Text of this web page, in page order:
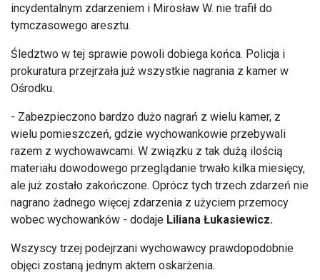
incydentalnym zdarzeniem i Mirosław W. nie trafił do
tymczasowego aresztu.
Śledztwo w tej sprawie powoli dobiega końca. Policja i
prokuratura przejrzała już wszystkie nagrania z kamer w
Ośrodku.
- Zabezpieczono bardzo dużo nagrań z wielu kamer, z
wielu pomieszczeń, gdzie wychowankowie przebywali
razem z wychowawcami. W związku z tak dużą ilością
materiału dowodowego przeglądanie trwało kilka miesięcy,
ale już zostało zakończone. Oprócz tych trzech zdarzeń nie
nagrano żadnego więcej zdarzenia z użyciem przemocy
wobec wychowanków - dodaje Liliana Łukasiewicz.
Wszyscy trzej podejrzani wychowawcy prawdopodobnie
objęci zostaną jednym aktem oskarżenia.